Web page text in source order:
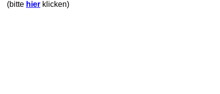
(bitte hier klicken)